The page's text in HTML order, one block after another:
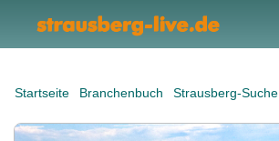
Startseite Branchenbuch Strausberg-Suche